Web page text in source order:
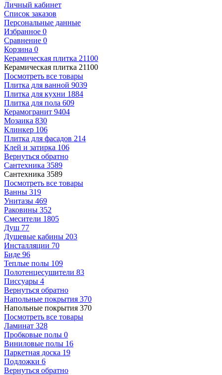
Личный кабинет
Список заказов
Персональные данные
Избранное 0
Сравнение 0
Корзина 0
Керамическая плитка 21100
Керамическая плитка 21100
Посмотреть все товары
Плитка для ванной 9039
Плитка для кухни 1884
Плитка для пола 609
Керамогранит 9404
Мозаика 830
Клинкер 106
Плитка для фасадов 214
Клей и затирка 106
Вернуться обратно
Сантехника 3589
Сантехника 3589
Посмотреть все товары
Ванны 319
Унитазы 469
Раковины 352
Смесители 1805
Душ 77
Душевые кабины 203
Инсталляции 70
Биде 96
Теплые полы 109
Полотенцесушители 83
Писсуары 4
Вернуться обратно
Напольные покрытия 370
Напольные покрытия 370
Посмотреть все товары
Ламинат 328
Пробковые полы 0
Виниловые полы 16
Паркетная доска 19
Подложки 6
Вернуться обратно